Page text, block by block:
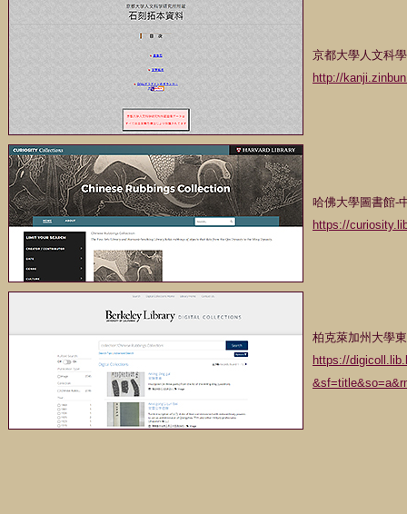
京都大學人文科
http://
哈佛大學圖書館-
https://
柏克萊加州大學
https://